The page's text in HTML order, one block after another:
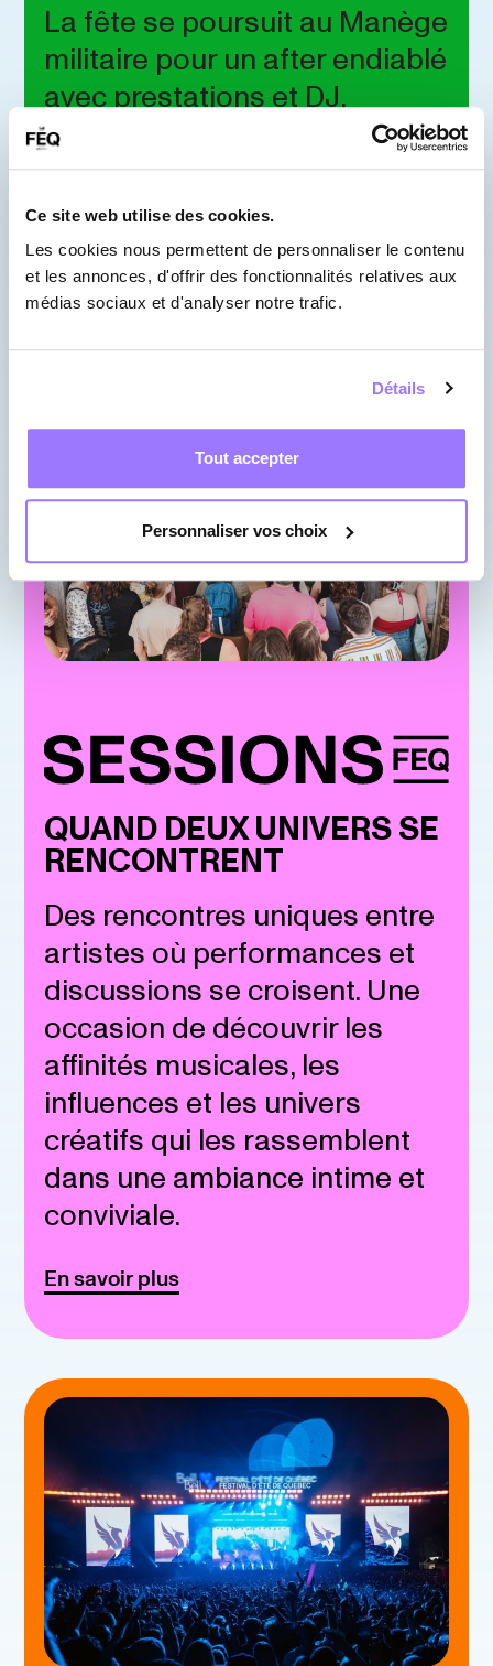
Ce site web utilise des cookies.
Les cookies nous permettent de personnaliser le contenu
et les annonces, d'offrir des fonctionnalités relatives aux
médias sociaux et d'analyser notre trafic.
Détails
Tout accepter
Personnaliser vos choix
La fête se poursuit au Manège
militaire pour un after endiablé
avec prestations et DJ,
réservé aux adultes. Vos fins
de soirée ne seront plus
jamais les mêmes!
En savoir plus
QUAND DEUX UNIVERS SE
RENCONTRENT
Des rencontres uniques entre
artistes où performances et
discussions se croisent. Une
occasion de découvrir les
affinités musicales, les
influences et les univers
créatifs qui les rassemblent
dans une ambiance intime et
conviviale.
En savoir plus